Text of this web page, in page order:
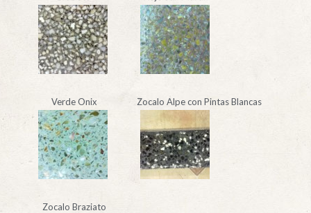
Verde Onix Zocalo Alpe con Pintas Blancas
Zocalo Braziato